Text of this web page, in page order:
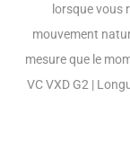
lorsque vous
mouvement
mesure que le
VC VXD G2 |